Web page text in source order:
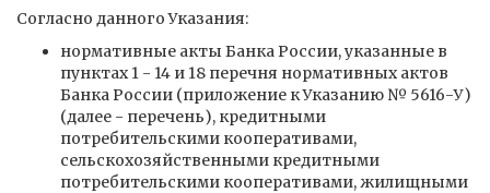
Согласно данного Указания:
нормативные акты Банка России, указанные в
пунктах 1 - 14 и 18 перечня нормативных актов
Банка России (приложение к Указанию № 5616-У)
(далее - перечень), кредитными
потребительскими кооперативами,
сельскохозяйственными кредитными
потребительскими кооперативами, жилищными